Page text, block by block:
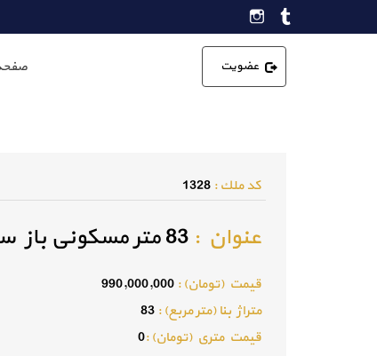
عضویت
كد ملك : 1328
عنوان : 83 متر مسکونی باز سازی شده فردیس
قيمت (تومان) : 990,000,000
متراژ بنا (متر مربع) : 83
قيمت متري (تومان) :0